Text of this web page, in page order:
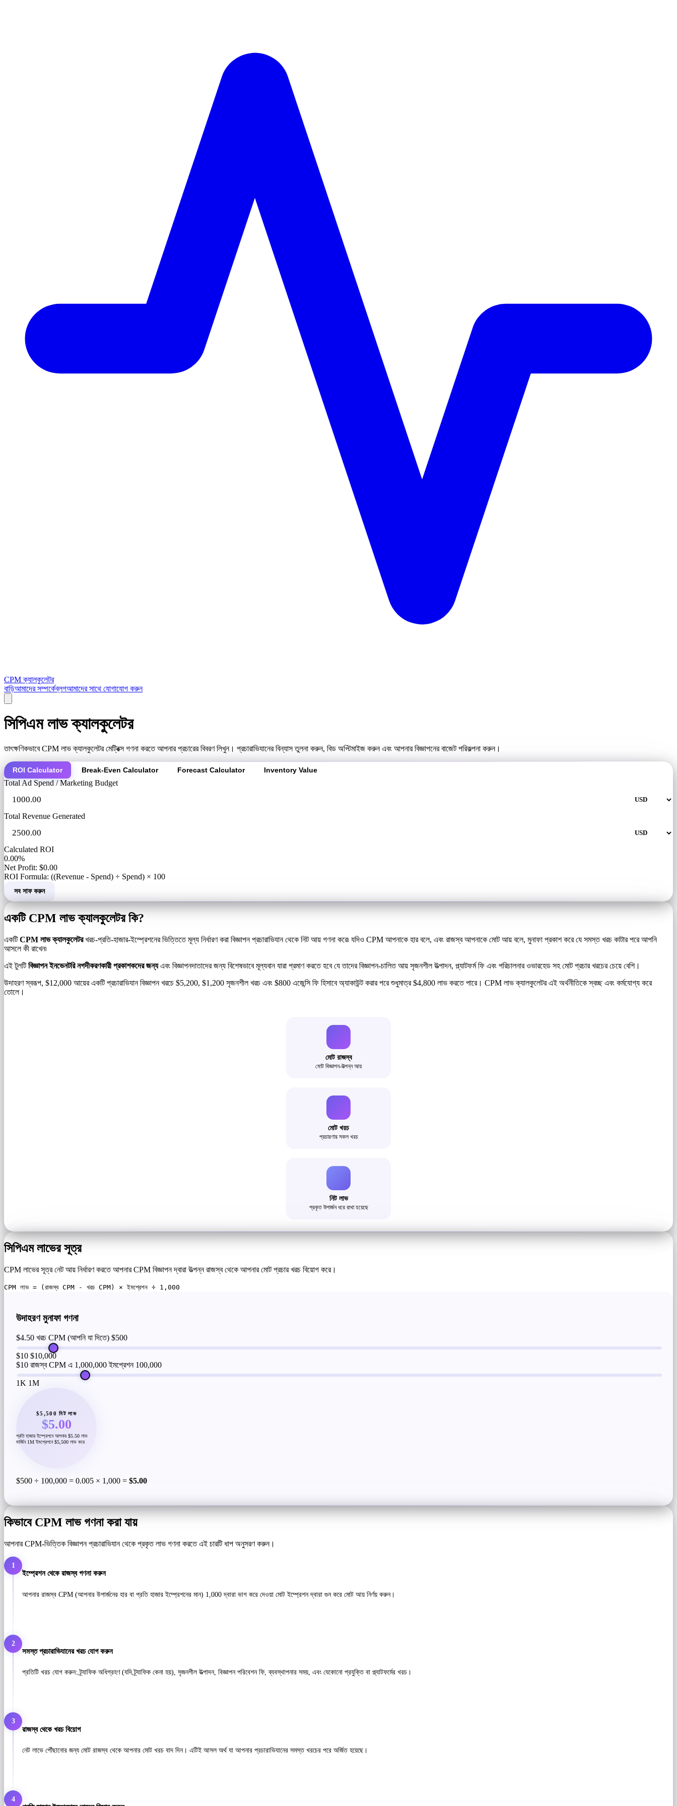
CPM ক্যালকুলেটর
বাড়িআমাদের সম্পর্কেব্লগআমাদের সাথে যোগাযোগ করুন
সিপিএম লাভ ক্যালকুলেটর
তাৎক্ষণিকভাবে CPM লাভ ক্যালকুলেটর মেট্রিক্স গণনা করতে আপনার প্রচারের বিবরণ লিখুন। প্রচারাভিযানের বিন্যাস তুলনা করুন, বিড অপ্টিমাইজ করুন এবং আপনার বিজ্ঞাপনের বাজেট পরিকল্পনা করুন।
ROI Calculator Break-Even Calculator Forecast Calculator Inventory Value
Total Ad Spend / Marketing Budget
Total Revenue Generated
Calculated ROI
0.00%
Net Profit: $0.00
ROI Formula: ((Revenue - Spend) ÷ Spend) × 100
সব সাফ করুন
একটি CPM লাভ ক্যালকুলেটর কি?
একটিCPM লাভ ক্যালকুলেটরখরচ-প্রতি-হাজার-ইম্প্রেশনের ভিত্তিতে মূল্য নির্ধারণ করা বিজ্ঞাপন প্রচারাভিযান থেকে নিট আয় গণনা করে৷ যদিও CPM আপনাকে হার বলে, এবং রাজস্ব আপনাকে মোট আয় বলে, মুনাফা প্রকাশ করে যে সমস্ত খরচ কাটার পরে আপনি
আসলে কী রাখেন৷
এই টুলটিবিজ্ঞাপন ইনভেনটরি নগদীকরণকারী প্রকাশকদের জন্যএবং বিজ্ঞাপনদাতাদের জন্য বিশেষভাবে মূল্যবান যারা প্রমাণ করতে হবে যে তাদের বিজ্ঞাপন-চালিত আয় সৃজনশীল উত্পাদন, প্ল্যাটফর্ম ফি এবং পরিচালনার ওভারহেড সহ মোট প্রচার খরচের চেয়ে বেশি।
উদাহরণ স্বরূপ, $12,000 আয়ের একটি প্রচারাভিযান বিজ্ঞাপন খরচে $5,200, $1,200 সৃজনশীল খরচ এবং $800 এজেন্সি ফি হিসাবে অ্যাকাউন্ট করার পরে শুধুমাত্র $4,800 লাভ করতে পারে। CPM লাভ ক্যালকুলেটর এই অর্থনীতিকে স্বচ্ছ এবং কর্মযোগ্য করে
তোলে।
মোট রাজস্ব
মোট বিজ্ঞাপন-উত্পন্ন আয়
মোট খরচ
প্রচারণার সকল খরচ
নিট লাভ
প্রকৃত উপার্জন ধরে রাখা হয়েছে
সিপিএম লাভের সূত্র
CPM লাভের সূত্র নেট আয় নির্ধারণ করতে আপনার CPM বিজ্ঞাপন দ্বারা উত্পন্ন রাজস্ব থেকে আপনার মোট প্রচার খরচ বিয়োগ করে।
CPM লাভ = (রাজস্ব CPM - খরচ CPM) × ইমপ্রেশন ÷ 1,000
উদাহরণ মুনাফা গণনা
$4.50 খরচ CPM (আপনি যা দিতে) $500
$10 $10,000
$10 রাজস্ব CPM এ 1,000,000 ইমপ্রেশন 100,000
1K 1M
$5,500 নিট লাভ
$5.00
প্রতি হাজার ইম্প্রেশনে আপনার $5.50 লাভ
মার্জিন 1M ইমপ্রেশনে $5,500 লাভ করে
$500 ÷ 100,000 = 0.005 × 1,000 = $5.00
কিভাবে CPM লাভ গণনা করা যায়
আপনার CPM-ভিত্তিক বিজ্ঞাপন প্রচারাভিযান থেকে প্রকৃত লাভ গণনা করতে এই চারটি ধাপ অনুসরণ করুন।
1
ইম্প্রেশন থেকে রাজস্ব গণনা করুন
আপনার রাজস্ব CPM (আপনার উপার্জনের হার বা প্রতি হাজার ইম্প্রেশনের মান) 1,000 দ্বারা ভাগ করে দেওয়া মোট ইম্প্রেশন দ্বারা গুন করে মোট আয় নির্ণয় করুন।
2
সমস্ত প্রচারাভিযানের খরচ যোগ করুন
প্রতিটি খরচ যোগ করুন: ট্র্যাফিক অধিগ্রহণ (যদি ট্র্যাফিক কেনা হয়), সৃজনশীল উত্পাদন, বিজ্ঞাপন পরিবেশন ফি, ব্যবস্থাপনার সময়, এবং যেকোনো প্রযুক্তি বা প্ল্যাটফর্মের খরচ।
3
রাজস্ব থেকে খরচ বিয়োগ
নেট লাভে পৌঁছানোর জন্য মোট রাজস্ব থেকে আপনার মোট খরচ বাদ দিন। এটিই আসল অর্থ যা আপনার প্রচারাভিযানের সমস্ত খরচের পরে অর্জিত হয়েছে।
4